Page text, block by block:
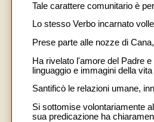
Tale carattere comunitario è
Lo stesso Verbo incarnato
Prese parte alle nozze di
Ha rivelato l'amore del Padre
linguaggio e immagini della
Santificò le relazioni umane,
Si sottomise volontariamente
sua predicazione ha